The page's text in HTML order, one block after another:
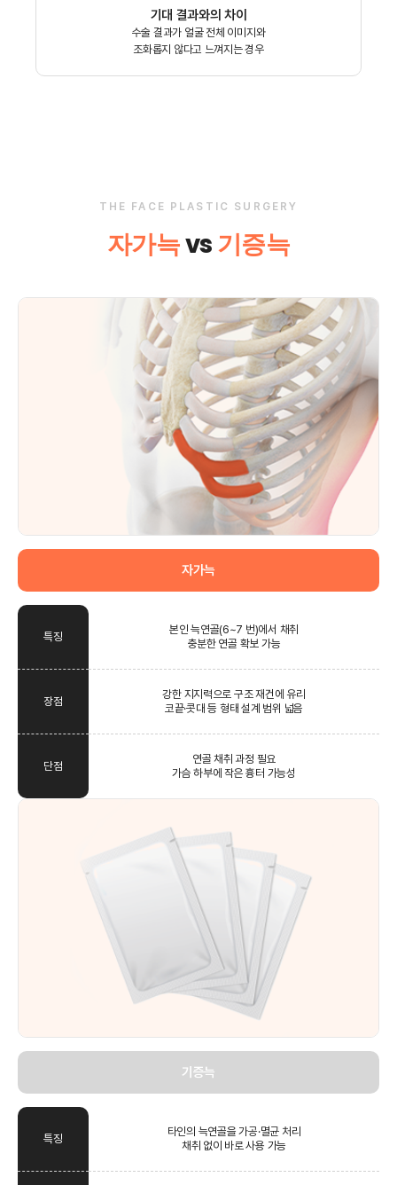
기대 결과와의 차이
수술 결과가 얼굴 전체 이미지와
조화롭지 않다고 느껴지는 경우
THE FACE PLASTIC SURGERY
자가늑vs기증늑
자가늑
특징
장점
단점
본인 늑연골(6~7 번)에서 채취
충분한 연골 확보 가능
강한 지지력으로 구조 재건에 유리
코끝·콧대 등 형태 설계 범위 넓음
연골 채취 과정 필요
가슴 하부에 작은 흉터 가능성
기증늑
특징
타인의 늑연골을 가공·멸균 처리
채취 없이 바로 사용 가능